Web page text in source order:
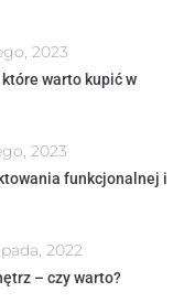
2023
warto kupić w
2023
funkcjonalnej i
2022
– czy warto?